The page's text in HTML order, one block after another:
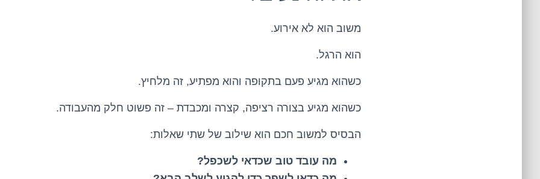
משוב הוא לא אירוע.
הוא הרגל.
כשהוא מגיע פעם בתקופה והוא מפתיע, זה מלחיץ.
כשהוא מגיע בצורה רציפה, קצרה ומכבדת – זה פשוט חלק מהעבודה.
הבסיס למשוב חכם הוא שילוב של שתי שאלות:
מה עובד טוב שכדאי לשכפל?